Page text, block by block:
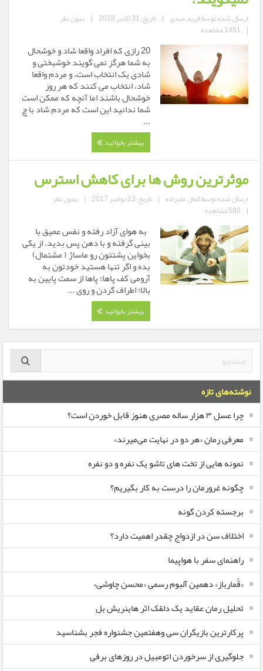
ارسال شده توسطفرید عبدی | تاریخ: 31 اکتبر 2018 | بدون نظر
| 1451 مشاهده
20 رازی که افراد واقعا شاد و خوشحال
به شما هرگز نمی گویند خوشبختی و
شادی یک انتخاب است، و مردم واقعا
شاد، انتخاب می کنند که هر روز
خوشحال باشند اما آنچه که ممکن است
شما ندانید این است که مردم شاد با چ
...
بیشتر بخوانید
موثرترین روش ها برای کاهش استرس
ارسال شده توسطکمال علیزاده | تاریخ: 23 نوامبر 2017 | بدون نظر
| 588 مشاهده
به هوای آزاد رفته و نفس عمیق با
بینی گرفته و با دهن پس بدید. از یکی
بخواین پشتتون رو ‌ماساژ ( مشتمال)
بده و‌ اگر تنها هستید خودتون به
آرومی کف پاها؛ پاها از سمت پایین به
بالا؛ اطراف گردن و روی ...
بیشتر بخوانید
نوشته‌های تازه
چرا عسل ۳ هزار ساله‌ مصری هنوز قابل خوردن است؟
معرفی رمان «هر دو در نهایت می‌میرند»
نمونه هایی از تخت های تاشو یک نفره و دو نفره
چگونه غرورمان را درست به کار بگیریم؟
برجسته کردن گونه
اختلاف سن در ازدواج چقدر اهمیت دارد؟
راهنمای سفر با هواپیما
«قُمارباز» دهمین آلبوم رسمی «محسن چاوشی»
تحلیل رمان عقاید یک دلقک اثر هاینریش بل
پرکارترین بازیگران سی وهفتمین جشنواره فجر بشناسید
جلوگیری از سرخوردن اتومبیل در روزهای برفی